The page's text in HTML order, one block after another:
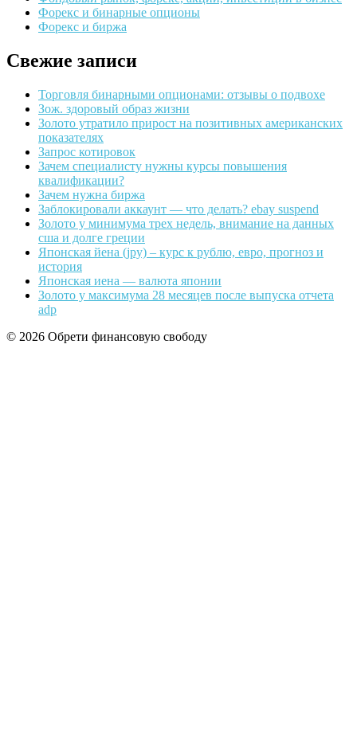
Форекс и бинарные опционы
Форекс и биржа
Свежие записи
Торговля бинарными опционами: отзывы о подвохе
Зож. здоровый образ жизни
Золото утратило прирост на позитивных американских
показателях
Запрос котировок
Зачем специалисту нужны курсы повышения
квалификации?
Зачем нужна биржа
Заблокировали аккаунт — что делать? ebay suspend
Золото у минимума трех недель, внимание на данных
сша и долге греции
Японская йена (jpy) – курс к рублю, евро, прогноз и
история
Японская иена — валюта японии
Золото у максимума 28 месяцев после выпуска отчета
adp
© 2026 Обрети финансовую свободу